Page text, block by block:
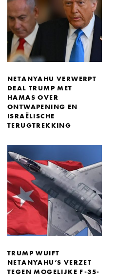
NETANYAHU VERWERPT
DEAL TRUMP MET
HAMAS OVER
ONTWAPENING EN
ISRAËLISCHE
TERUGTREKKING
TRUMP WUIFT
NETANYAHU’S VERZET
TEGEN MOGELIJKE F-35-